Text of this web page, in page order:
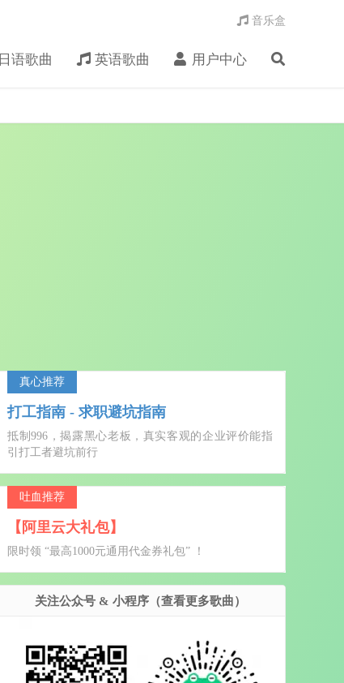
日语歌曲 英语歌曲 用户中心
音乐盒
真心推荐
打工指南 - 求职避坑指南
抵制996，揭露黑心老板，真实客观的企业评价能指
引打工者避坑前行
吐血推荐
【阿里云大礼包】
限时领 “最高1000元通用代金券礼包” ！
关注公众号 & 小程序（查看更多歌曲）